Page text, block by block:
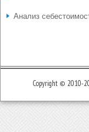
Анализ
Copyright © 2010-